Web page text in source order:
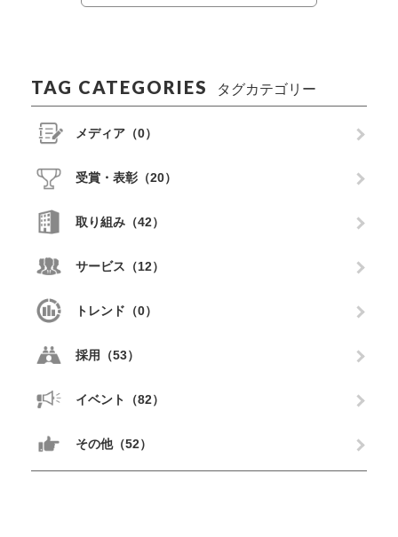
TAG CATEGORIES タグカテゴリー
メディア（0）
受賞・表彰（20）
取り組み（42）
サービス（12）
トレンド（0）
採用（53）
イベント（82）
その他（52）